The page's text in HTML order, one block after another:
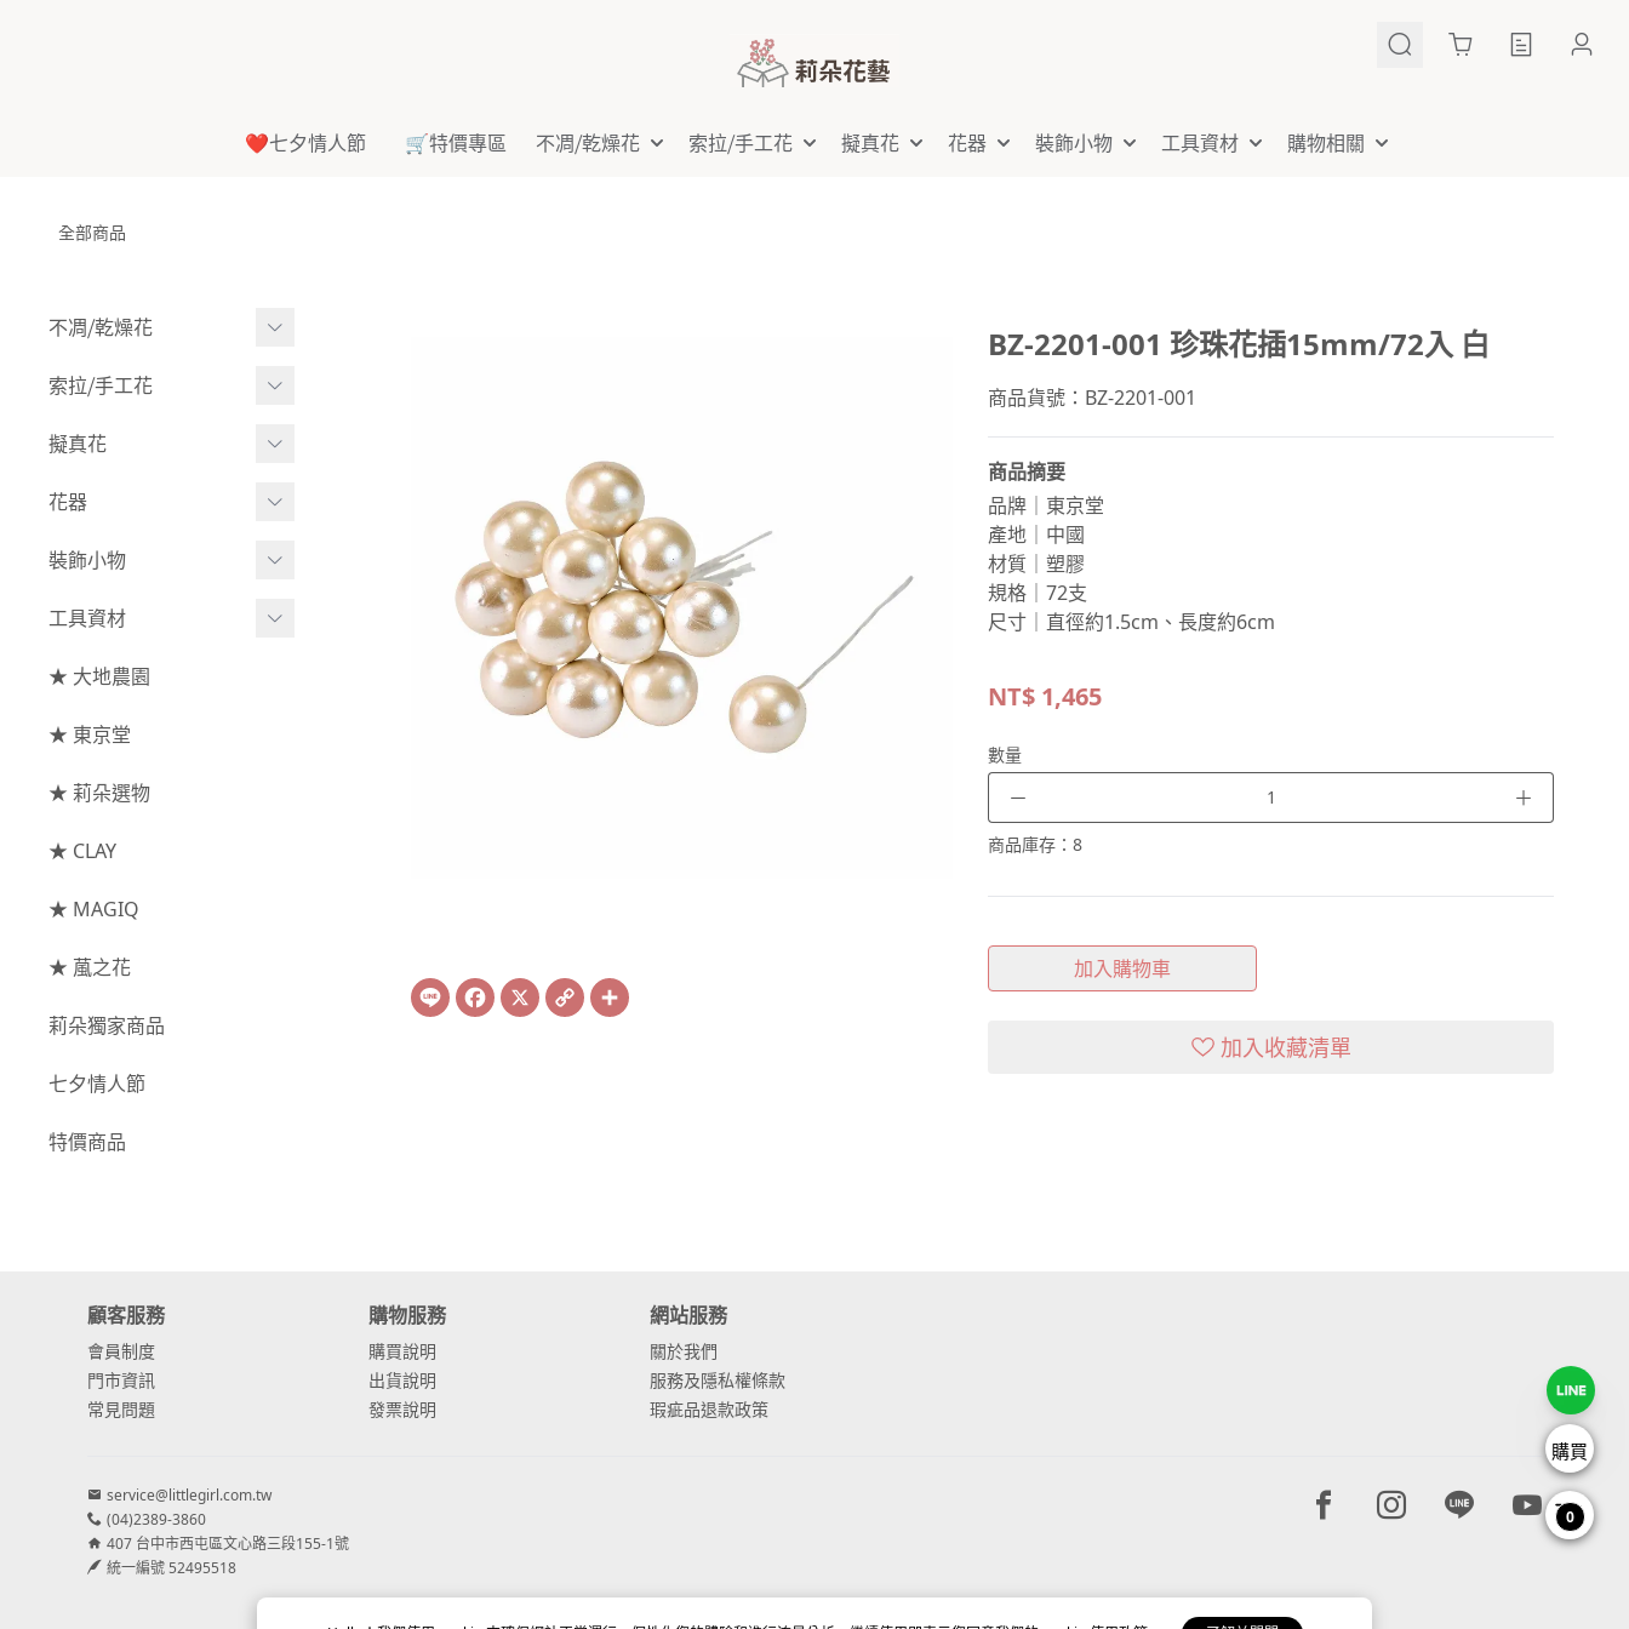
Cart
❤️七夕情人節 🛒特價專區 不凋⧸乾燥花 索拉⧸手工花 擬真花 花器 裝飾小物 工具資材 購物相關
全部商品
不凋⧸乾燥花
多色組合
- 其他
玫瑰
大玫瑰
- 迷你玫瑰
- 庭園玫瑰
- 其他玫瑰
主花
菊花
-
蘭花⧸大理花
康乃馨
- 安娜貝爾繡球花
- 日本繡球花
- 重瓣繡球花
配花
- 滿天星⧸木滿天星
索拉⧸手工花
索拉花(有花莖)
- 莉朵獨家水染
- 大地農園
索拉花(僅花頭)
原色
擬真花
盆栽⧸成品
綜合花束
葉材⧸藤蔓
枝條
果實
花器
小型花器
中大型花器
捧花架⧸吊架
藤圈⧸注連繩
提籃
裝飾小物
裝飾⧸擺飾
花插
工具資材
工具⧸型錄
資材
★ 大地農園
★ 東京堂
★ 莉朵選物
★ CLAY
★ MAGIQ
★ 葻之花
莉朵獨家商品
七夕情人節
特價商品
Line Facebook
X Copy
Link
BZ-2201-001 珍珠花插15mm/72入 白
商品貨號：BZ-2201-001
商品摘要
品牌｜東京堂
產地｜中國
材質｜塑膠
規格｜72支
尺寸｜直徑約1.5cm、長度約6cm
NT$ 1,465
數量
－ ＋
商品庫存：8
加入購物車
加入收藏清單
顧客服務
會員制度
門市資訊
常見問題
購物服務
購買說明
出貨說明
發票說明
網站服務
關於我們
服務及隱私權條款
瑕疵品退款政策
service@littlegirl.com.tw
(04)2389-3860
407 台中市西屯區文心路三段155-1號
統一編號 52495518
Facebook page
Instagram page
Line pageYoutube
購買
0